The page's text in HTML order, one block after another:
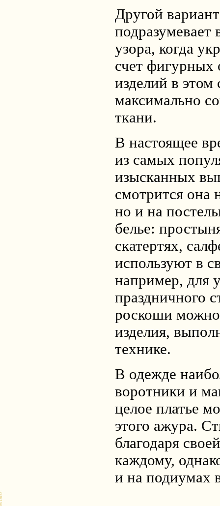
Другой
подразумевает
узора, когда
счет фигурных
изделий в этом
максимально
ткани.
В настоящее
из самых
изысканных
смотрится она
но и на
белье:
скатертях,
используют в
например, для
праздничного
роскоши
изделия,
технике.
В одежде
воротники и
целое платье
этого ажура.
благодаря
каждому,
и на подиумах